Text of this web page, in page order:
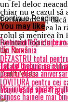
un fel deloc
chiar nu e cazul
Parlament. Şi,
solicit tragerea la
rolul şi menirea în
Related Topics:
Up Next
DEZASTRU total
fatală! Jocuri
Don't Miss
LOVITURĂ pentru cei
acum, când vine
Continue Reading
You may like
din România
Tot ce trebuie sa stii
pentru editia
Mașinile de spălat și
cunosc hainele mai